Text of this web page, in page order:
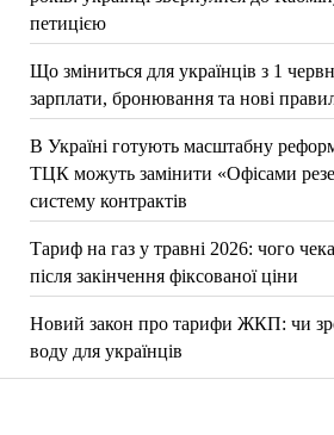
петицією
Що зміниться для українців з 1
зарплати, бронювання та нові
В Україні готують масштабну
ТЦК можуть замінити «Офісами
систему контрактів
Тариф на газ у травні 2026: чого
після закінчення фіксованої ціни
Новий закон про тарифи ЖКП: чи
воду для українців